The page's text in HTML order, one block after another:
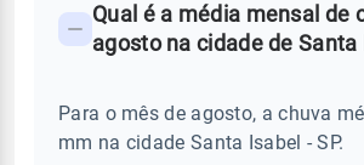
Perguntas
sobre
chuva
Qual é a média mensal de
agosto na cidade de Santa
Para o mês de agosto, a chuva
mm na cidade Santa Isabel - SP.